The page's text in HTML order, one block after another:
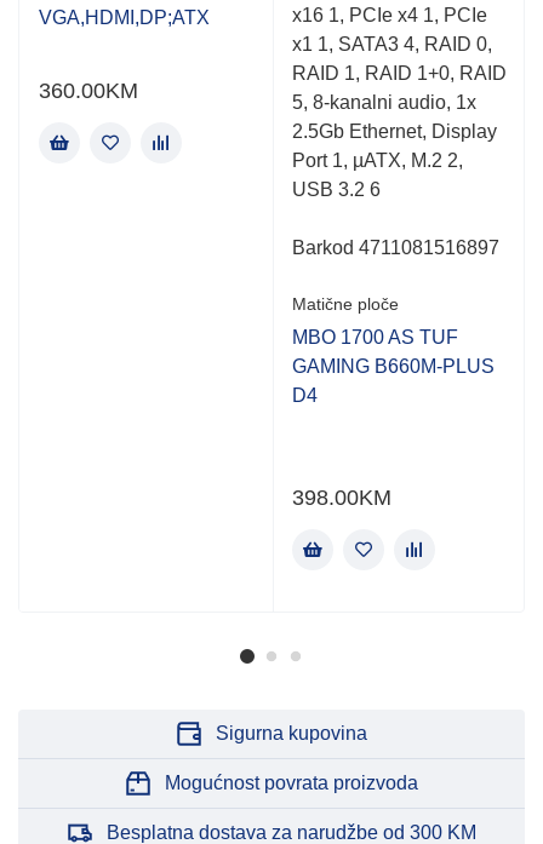
VGA,HDMI,DP;ATX
360.00KM
x16 1, PCIe x4 1, PCIe
x1 1, SATA3 4, RAID 0,
RAID 1, RAID 1+0, RAID
5, 8-kanalni audio, 1x
2.5Gb Ethernet, Display
Port 1, µATX, M.2 2,
USB 3.2 6
Barkod 4711081516897
Matične ploče
MBO 1700 AS TUF
GAMING B660M-PLUS
D4
398.00KM
Sigurna kupovina
Mogućnost povrata proizvoda
Besplatna dostava za narudžbe od 300 KM